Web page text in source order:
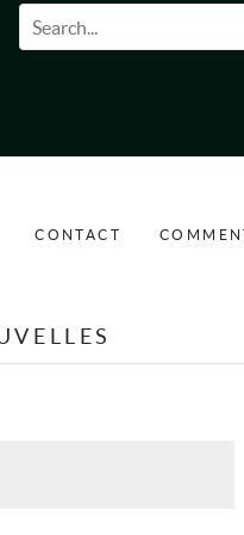
Formulaire de
CONTACT